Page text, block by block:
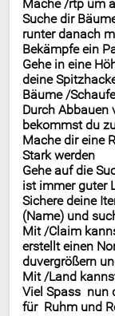
Mache /rtp um
Suche dir
runter danach
Bekämpfe ein
Gehe in eine
deine
Bäume /
Durch Abbauen
bekommst du
Mache dir eine
Stark werden
Gehe auf die
ist immer guter
Sichere deine
(Name) und
Mit /Claim
erstellt einen
duvergrößern
Mit /Land
Viel Spass nun
für Ruhm und